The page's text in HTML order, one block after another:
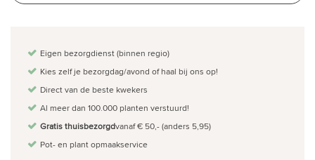
Eigen bezorgdienst (binnen regio)
Kies zelf je bezorgdag/avond of haal bij ons op!
Direct van de beste kwekers
Al meer dan 100.000 planten verstuurd!
Gratis thuisbezorgdvanaf € 50,- (anders 5,95)
Pot- en plant opmaakservice